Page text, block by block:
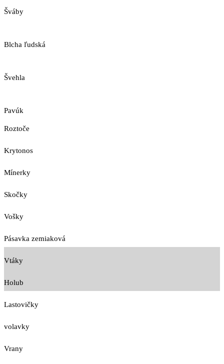
Šváby
Blcha ľudská
Švehla
Pavúk
Roztoče
Krytonos
Mínerky
Skočky
Vošky
Pásavka zemiaková
Vtáky
Holub
Lastovičky
volavky
Vrany